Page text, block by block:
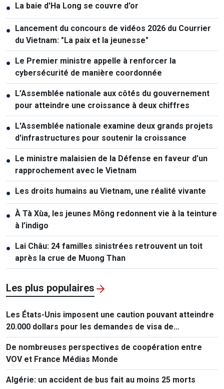
● La baie d'Ha Long se couvre d'or
● Lancement du concours de vidéos 2026 du Courrier
du Vietnam: "La paix et la jeunesse"
● Le Premier ministre appelle à renforcer la
cybersécurité de manière coordonnée
● L’Assemblée nationale aux côtés du gouvernement
pour atteindre une croissance à deux chiffres
● L'Assemblée nationale examine deux grands projets
d'infrastructures pour soutenir la croissance
● Le ministre malaisien de la Défense en faveur d’un
rapprochement avec le Vietnam
● Les droits humains au Vietnam, une réalité vivante
● À Tà Xùa, les jeunes Mông redonnent vie à la teinture
à l’indigo
● Lai Châu: 24 familles sinistrées retrouvent un toit
après la crue de Muong Than
Les plus populaires
Les États-Unis imposent une caution pouvant atteindre
20.000 dollars pour les demandes de visa de
ressortissants de 50 pays
De nombreuses perspectives de coopération entre
VOV et France Médias Monde
Algérie: un accident de bus fait au moins 25 morts